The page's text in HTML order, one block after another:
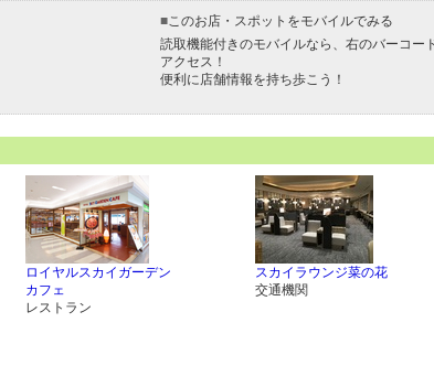
■ このお店・スポットをモバイルでみる
読取機能付きのモバイルなら、右のバーコー
アクセス！
便利に店舗情報を持ち歩こう！
ロイヤルスカイガーデン
カフェ
レストラン
スカイラウンジ菜の花
交通機関